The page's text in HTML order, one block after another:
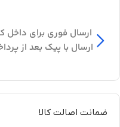
ارسال فوری برای داخل
ارسال با پیک بعد از
ضمانت اصالت کالا